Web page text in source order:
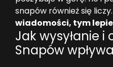
snapów również się liczy.
wiadomości, tym
Jak wysyłanie i
Snapów